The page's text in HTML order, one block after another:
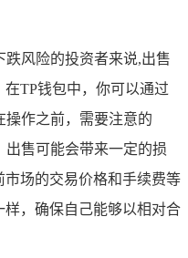
跌风险的投资者来说,出售
TP钱包中，你可以通过
操作之前，需要注意的
出售可能会带来一定的损
场的交易价格和手续费等
，确保自己能够以相对合